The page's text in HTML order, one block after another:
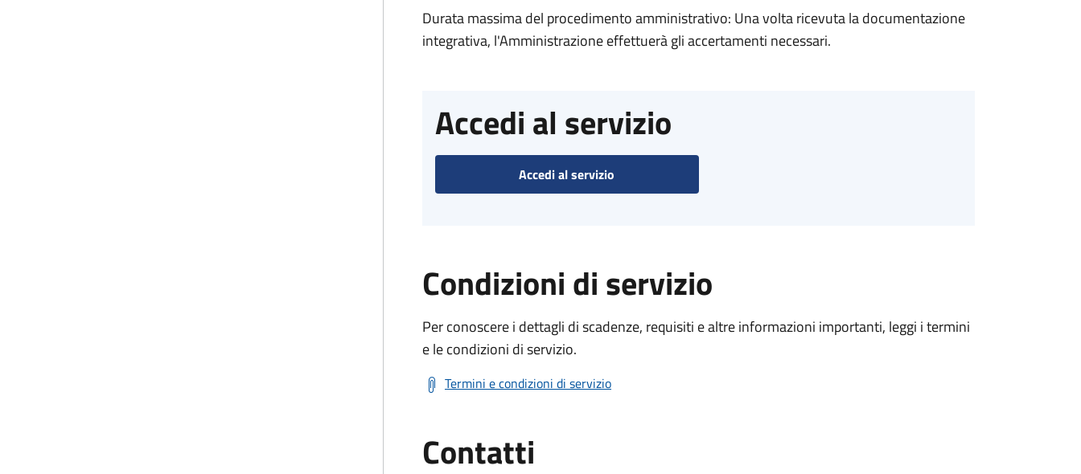
Durata massima del procedimento amministrativo: Una volta ricevuta la documentazione
integrativa, l'Amministrazione effettuerà gli accertamenti necessari.
Accedi al servizio
Accedi al servizio
Condizioni di servizio
Per conoscere i dettagli di scadenze, requisiti e altre informazioni importanti, leggi i termini
e le condizioni di servizio.
Termini e condizioni di servizio
Contatti